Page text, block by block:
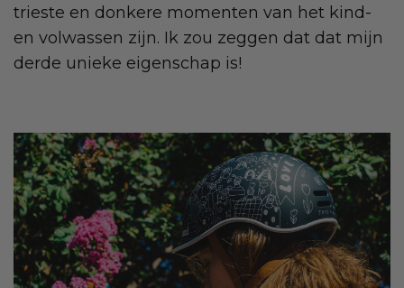
trieste en donkere momenten van het kind-
en volwassen zijn. Ik zou zeggen dat dat mijn
derde unieke eigenschap is!